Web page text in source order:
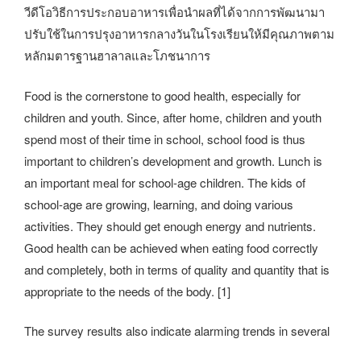
วีดีโอวิธีการประกอบอาหารเพื่อนำผลที่ได้จากการพัฒนามา
ปรับใช้ในการปรุงอาหารกลางวันในโรงเรียนให้มีคุณภาพตาม
หลักมตารฐานฮาลาลและโภชนาการ
Food is the cornerstone to good health, especially for
children and youth. Since, after home, children and youth
spend most of their time in school, school food is thus
important to children’s development and growth. Lunch is
an important meal for school-age children. The kids of
school-age are growing, learning, and doing various
activities. They should get enough energy and nutrients.
Good health can be achieved when eating food correctly
and completely, both in terms of quality and quantity that is
appropriate to the needs of the body. [1]
The survey results also indicate alarming trends in several